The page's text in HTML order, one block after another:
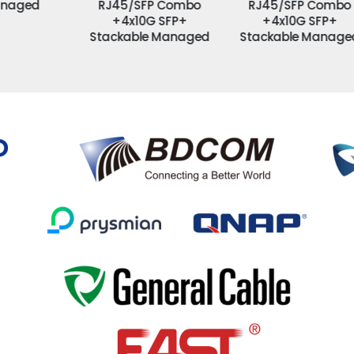
RJ45/SFP Combo
+4x10G SFP+
Stackable Managed
RJ45/SFP Combo
+4x10G SFP+
Stackable Managed